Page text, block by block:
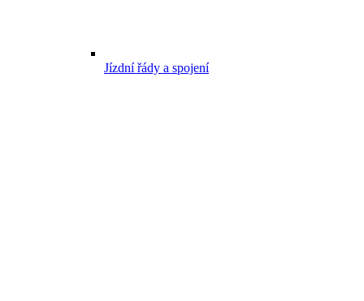
Jízdní řády a spojení